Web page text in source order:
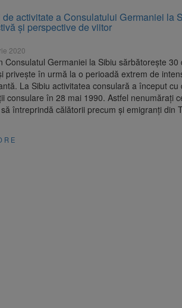
platforma suspeND.ro pentru urmărirea
analizează dosarul lui Călin Georgescu și
pentru biodiversitate 2026-2030,
de activitate a Consulatului Germaniei la
şi perspective de viitor
2020
Consulatul Germaniei la Sibiu sărbătoreşte 30
priveşte în urmă la o perioadă extrem de
La Sibiu activitatea consulară a început cu
consulare în 28 mai 1990. Astfel nenumăraţi
întreprindă călătorii precum şi emigranţi din